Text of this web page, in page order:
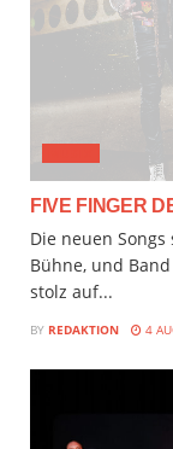
FIVE FINGER
Die neuen
Bühne, und
stolz auf...
BY REDAKTION 4